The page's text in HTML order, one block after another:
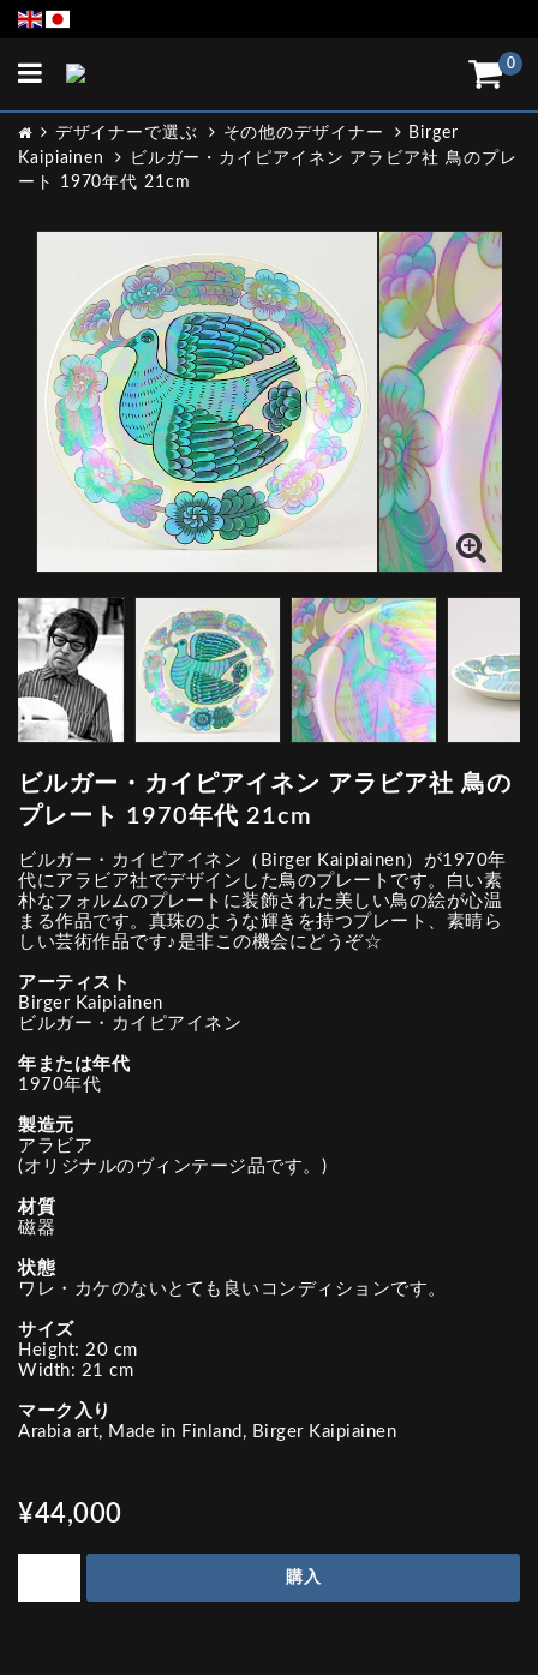
0
Toggle
デザイナーで選ぶ その他のデザイナー
Birger
Kaipiainen
ビルガー・カイピアイネン アラビア社 鳥のプレ
ート 1970年代 21cm
ビルガー・カイピアイネン アラビア社 鳥の
プレート 1970年代 21cm
ビルガー・カイピアイネン（Birger Kaipiainen）が1970年
代にアラビア社でデザインした鳥のプレートです。白い素
朴なフォルムのプレートに装飾された美しい鳥の絵が心温
まる作品です。真珠のような輝きを持つプレート、素晴ら
しい芸術作品です♪是非この機会にどうぞ☆
アーティスト
Birger Kaipiainen
ビルガー・カイピアイネン
年または年代
1970年代
製造元
アラビア
(オリジナルのヴィンテージ品です。)
材質
磁器
状態
ワレ・カケのないとても良いコンディションです。
サイズ
Height: 20 cm
Width: 21 cm
マーク入り
Arabia art, Made in Finland, Birger Kaipiainen
¥44,000
購入